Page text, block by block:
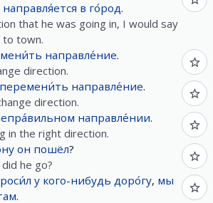
направля́ется в го́род.
that he was going in, I would say
to town.
направле́ние.
direction.
перемени́ть направле́ние.
direction.
направле́нии.
in the right direction.
он пошёл?
he go?
у кого-нибудь доро́гу, мы
.